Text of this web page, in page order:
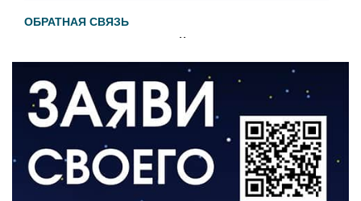
ОБРАТНАЯ СВЯЗЬ
ВЛАСТЬ
День памяти и «Симфония народов»
06.08.2026